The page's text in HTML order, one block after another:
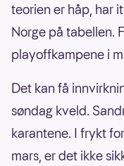
teorien er håp, har
Norge på tabellen.
playoffkampene i
Det kan få
søndag kveld.
karantene. I frykt
mars, er det ikke